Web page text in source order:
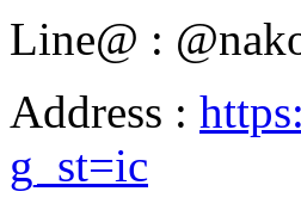
Line@ :
Address :
g_st=ic